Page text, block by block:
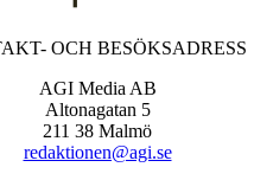
OCH BESÖKSADRESS
AGI Media AB
Altonagatan 5
211 38 Malmö
redaktionen@agi.se